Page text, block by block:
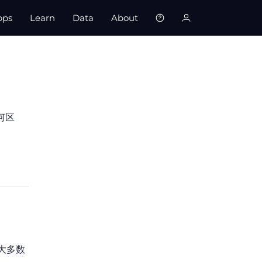
Learn Data About
区
多数